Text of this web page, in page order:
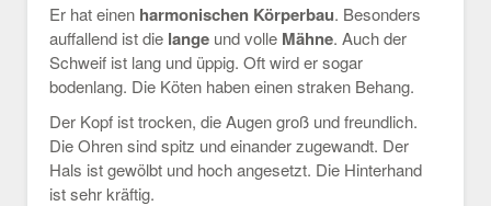
Er hat einen harmonischen Körperbau. Besonders
auffallend ist die lange und volle Mähne. Auch der
Schweif ist lang und üppig. Oft wird er sogar
bodenlang. Die Köten haben einen straken Behang.
Der Kopf ist trocken, die Augen groß und freundlich.
Die Ohren sind spitz und einander zugewandt. Der
Hals ist gewölbt und hoch angesetzt. Die Hinterhand
ist sehr kräftig.